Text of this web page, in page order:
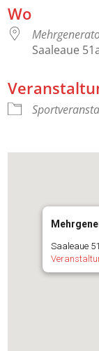
Wo
Saaleaue
Saaleaue